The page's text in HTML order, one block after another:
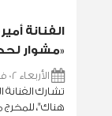
الفنانة
«مشوار
الأربعاء 02 فبراير 2022 6:05 م
تشارك
هناك"،